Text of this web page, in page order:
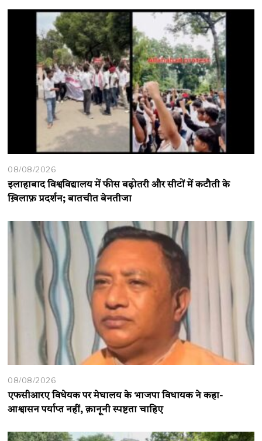
08/08/2026
इलाहाबाद विश्वविद्यालय में फीस बढ़ोतरी और सीटों में कटौती के
ख़िलाफ़ प्रदर्शन; बातचीत बेनतीजा
08/08/2026
एफसीआरए विधेयक पर मेघालय के भाजपा विधायक ने कहा-
आश्वासन पर्याप्त नहीं, क़ानूनी स्पष्टता चाहिए